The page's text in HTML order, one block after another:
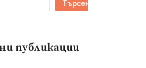
Търсене
публикации